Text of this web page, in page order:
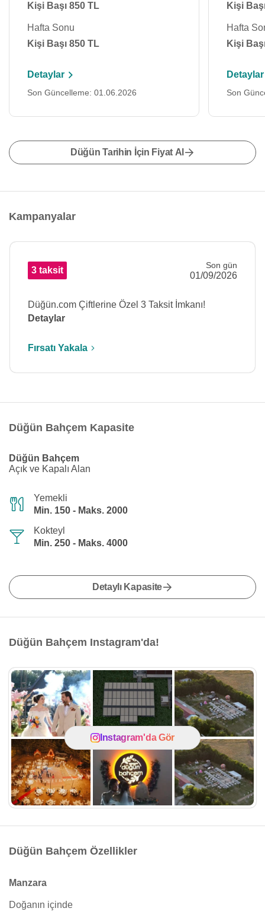
Kişi Başı 850 TL
Hafta Sonu
Kişi Başı 850 TL
Detaylar
Son Güncelleme: 01.06.2026
Kişi
Hafta
Kişi
Detaylar
Son
Düğün Tarihin İçin Fiyat Al
Kampanyalar
3 taksit Son gün
01/09/2026
Düğün.com Çiftlerine Özel 3 Taksit İmkanı!
Detaylar
Fırsatı Yakala
Düğün Bahçem Kapasite
Düğün Bahçem
Açık ve Kapalı Alan
Yemekli
Min. 150 - Maks. 2000
Kokteyl
Min. 250 - Maks. 4000
Detaylı Kapasite
Düğün Bahçem Instagram'da!
Instagram'da Gör
Düğün Bahçem Özellikler
Manzara
Doğanın içinde